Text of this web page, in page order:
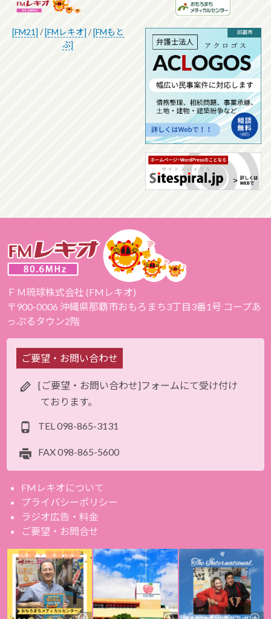
[FM21] /[FMレキオ] /[FMもと
ぶ]
ＦＭ琉球株式会社 (FMレキオ)
〒900-0006 沖縄県那覇市おもろまち3丁目3番1号 コープあ
っぷるタウン2階
ご要望・お問い合わせ
[ご要望・お問い合わせ]フォームにて受け付け
ております。
TEL 098-865-3131
FAX098-865-5600
FMレキオについて
プライバシーポリシー
ラジオ広告・料金
ご要望・お問合せ